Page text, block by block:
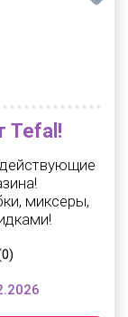
Tefal!
миксеры,